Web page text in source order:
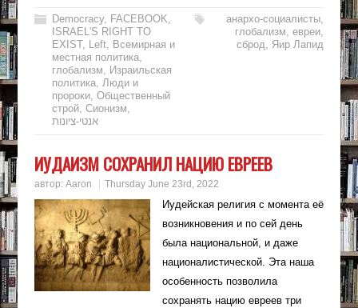
Democracy, FACEBOOK,
ISRAEL'S RIGHT TO
EXIST, Left, Всемирная и
местная политика,
глобализм, Израильская
политика, Люди и
пророки, Общественный
строй, Сионизм,
אנטי-ציונות
анархо-социалисты,
глобализм,евреи,
сброд, Яир Лапид
ИУДАИЗМ СОХРАНИЛ НАЦИЮ ЕВРЕЕВ
автор: Aaron Thursday June 23rd, 2022
Иудейская религия с момента её
возникновения и по сей день
была национальной, и даже
националистической. Эта наша
особенность позволила
сохранять нацию евреев три